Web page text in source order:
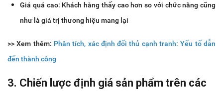
Giá quá cao: Khách hàng thấy cao hơn so với chức năng cũng
như là giá trị thương hiệu mang lại
>> Xem thêm: Phân tích, xác định đối thủ cạnh tranh: Yếu tố dẫn
đến thành công
3. Chiến lược định giá sản phẩm trên các